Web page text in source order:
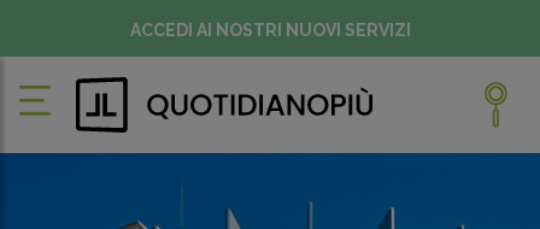
ACCEDI AI NOSTRI NUOVI SERVIZI